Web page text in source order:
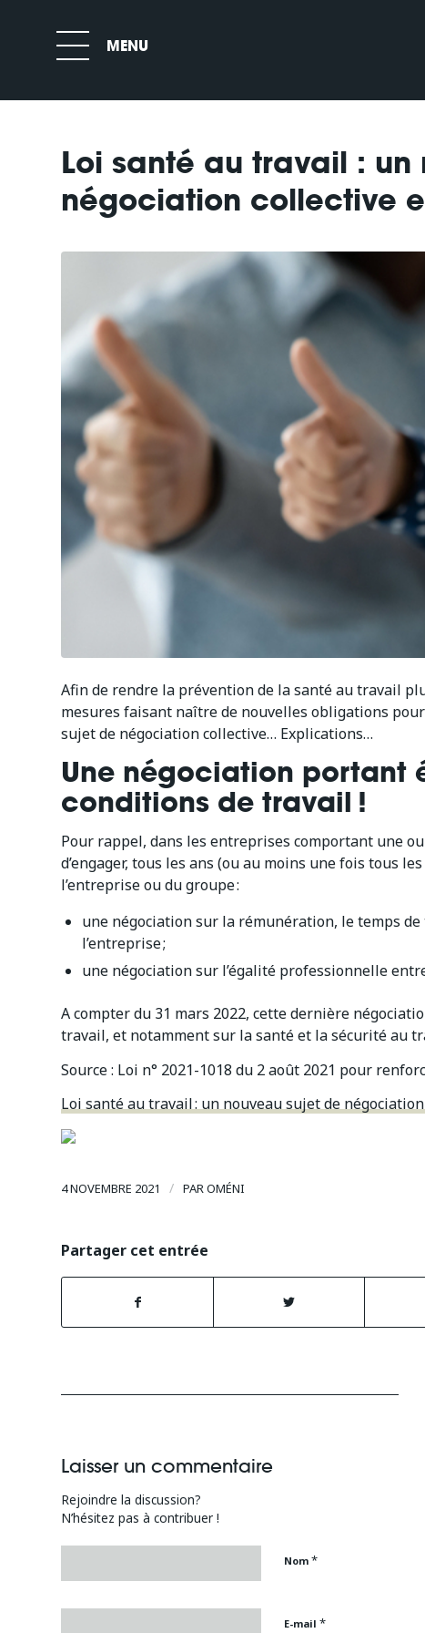
Loi santé au travail :
négociation collective
Afin de rendre la prévention de la santé au travail
mesures faisant naître de nouvelles obligations
sujet de négociation collective… Explications…
Une négociation portant
conditions de travail !
Pour rappel, dans les entreprises comportant une
d’engager, tous les ans (ou au moins une fois tous
l’entreprise ou du groupe :
une négociation sur la rémunération, le temps
l’entreprise ;
une négociation sur l’égalité professionnelle
A compter du 31 mars 2022, cette dernière
travail, et notamment sur la santé et la sécurité au
Source : Loi n° 2021-1018 du 2 août 2021 pour
Loi santé au travail : un nouveau sujet de
4 NOVEMBRE 2021 / PAR OMÉNI
Partager cet entrée
Laisser un commentaire
Rejoindre la discussion?
N’hésitez pas à contribuer !
Nom *
E-mail *